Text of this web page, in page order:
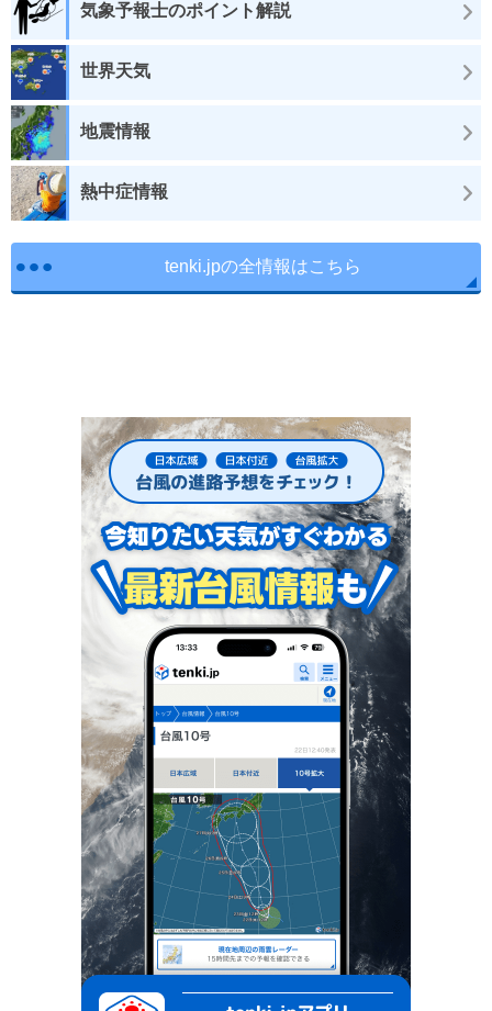
気象予報士のポイント解説
世界天気
地震情報
熱中症情報
tenki.jpの全情報はこちら